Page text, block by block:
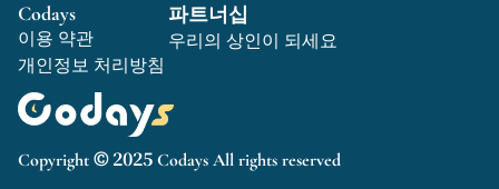
Copyright © 2025 Codays All rights reserved
Codays
이용 약관
개인정보 처리방침
파트너십
우리의 상인이 되세요